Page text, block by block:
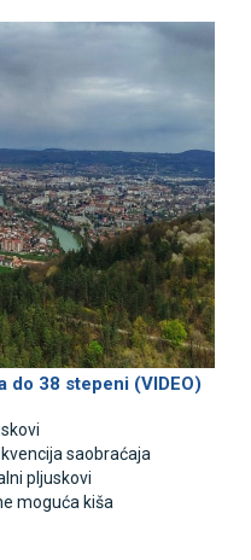
do 38 stepeni (VIDEO)
saobraćaja
pljuskovi
moguća kiša